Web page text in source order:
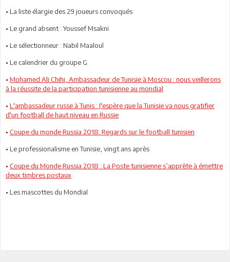
• La liste élargie des 29 joueurs convoqués
• Le grand absent : Youssef Msakni
• Le sélectionneur : Nabil Maaloul
• Le calendrier du groupe G
• Mohamed Ali Chihi, Ambassadeur de Tunisie à Moscou : nous veillerons
à la réussite de la participation tunisienne au mondial
• L'ambassadeur russe à Tunis : J'espère que la Tunisie va nous gratifier
d'un football de haut niveau en Russie
• Coupe du monde Russia 2018: Regards sur le football tunisien
• Le professionalisme en Tunisie, vingt ans après
• Coupe du Monde Russia 2018 : La Poste tunisienne s’apprête à émettre
deux timbres postaux
• Les mascottes du Mondial